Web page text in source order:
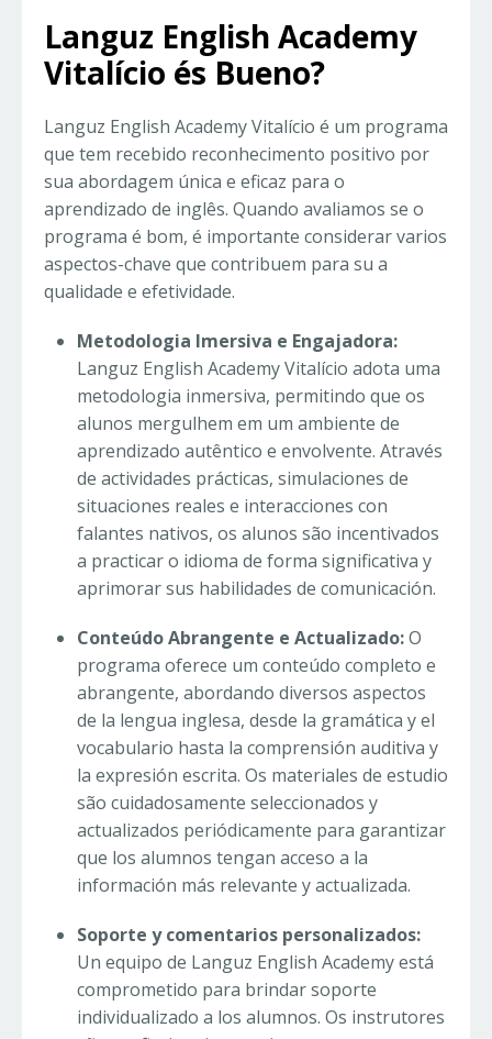
Languz English Academy
Vitalício és Bueno?
Languz English Academy Vitalício é um programa
que tem recebido reconhecimento positivo por
sua abordagem única e eficaz para o
aprendizado de inglês. Quando avaliamos se o
programa é bom, é importante considerar varios
aspectos-chave que contribuem para su a
qualidade e efetividade.
Metodologia Imersiva e Engajadora:
Languz English Academy Vitalício adota uma
metodologia inmersiva, permitindo que os
alunos mergulhem em um ambiente de
aprendizado autêntico e envolvente. Através
de actividades prácticas, simulaciones de
situaciones reales e interacciones con
falantes nativos, os alunos são incentivados
a practicar o idioma de forma significativa y
aprimorar sus habilidades de comunicación.
Conteúdo Abrangente e Actualizado:O
programa oferece um conteúdo completo e
abrangente, abordando diversos aspectos
de la lengua inglesa, desde la gramática y el
vocabulario hasta la comprensión auditiva y
la expresión escrita. Os materiales de estudio
são cuidadosamente seleccionados y
actualizados periódicamente para garantizar
que los alumnos tengan acceso a la
información más relevante y actualizada.
Soporte y comentarios personalizados:
Un equipo de Languz English Academy está
comprometido para brindar soporte
individualizado a los alumnos. Os instrutores